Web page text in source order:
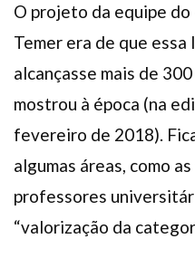
O projeto da equipe
Temer era de que
alcançasse mais de
mostrou à época (na
fevereiro de 2018).
algumas áreas, como
professores
“valorização da